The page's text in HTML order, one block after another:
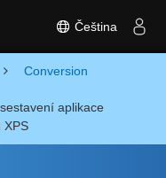
Čeština
Conversion
aplikace
XPS